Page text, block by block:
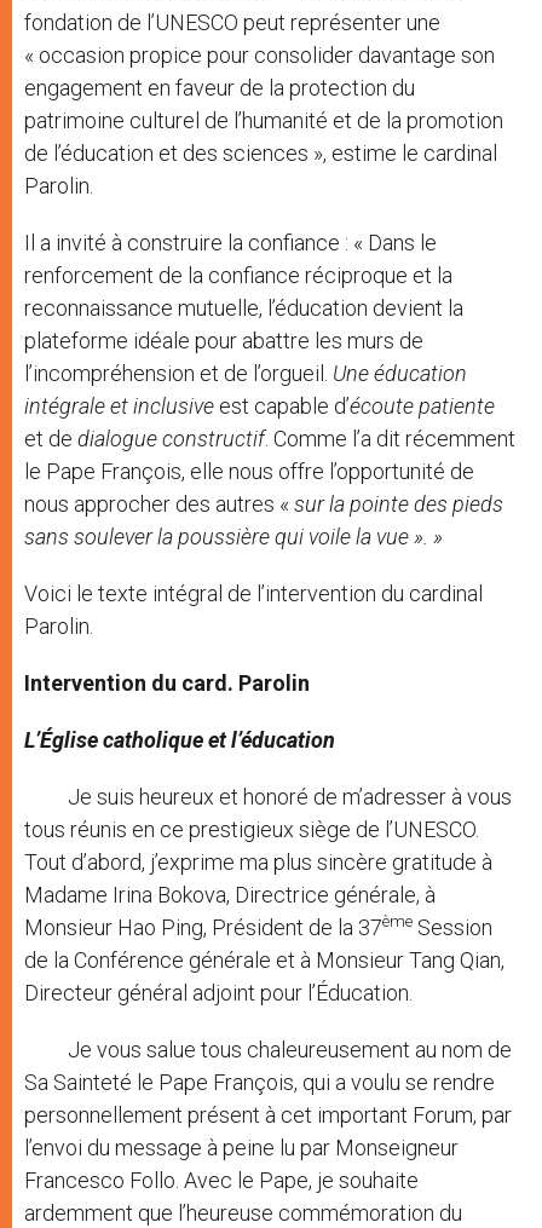
fondation de l’UNESCO peut représenter une
« occasion propice pour consolider davantage son
engagement en faveur de la protection du
patrimoine culturel de l’humanité et de la promotion
de l’éducation et des sciences », estime le cardinal
Parolin.
Il a invité à construire la confiance : « Dans le
renforcement de la confiance réciproque et la
reconnaissance mutuelle, l’éducation devient la
plateforme idéale pour abattre les murs de
l’incompréhension et de l’orgueil. Une éducation
intégrale et inclusive est capable d’écoute patiente
et de dialogue constructif. Comme l’a dit récemment
le Pape François, elle nous offre l’opportunité de
nous approcher des autres « sur la pointe des pieds
sans soulever la poussière qui voile la vue ». »
Voici le texte intégral de l’intervention du cardinal
Parolin.
Intervention du card. Parolin
L’Église catholique et l’éducation
Je suis heureux et honoré de m’adresser à vous
tous réunis en ce prestigieux siège de l’UNESCO.
Tout d’abord, j’exprime ma plus sincère gratitude à
Madame Irina Bokova, Directrice générale, à
Monsieur Hao Ping, Président de la 37ème Session
de la Conférence générale et à Monsieur Tang Qian,
Directeur général adjoint pour l’Éducation.
Je vous salue tous chaleureusement au nom de
Sa Sainteté le Pape François, qui a voulu se rendre
personnellement présent à cet important Forum, par
l’envoi du message à peine lu par Monseigneur
Francesco Follo. Avec le Pape, je souhaite
ardemment que l’heureuse commémoration du